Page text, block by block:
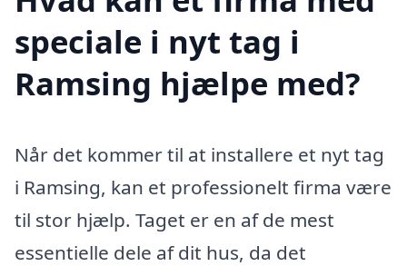
speciale i nyt tag i
Ramsing hjælpe med?
Når det kommer til at installere et nyt tag
i Ramsing, kan et professionelt firma være
til stor hjælp. Taget er en af de mest
essentielle dele af dit hus, da det